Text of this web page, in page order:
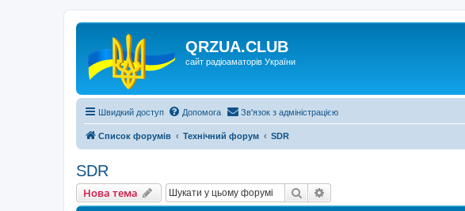
QRZUA.CLUB
сайт радіоаматорів України
Швидкий доступ Допомога Зв'язок з адміністрацією
Список форумів Технічний форум SDR
SDR
Нова тема Пошук